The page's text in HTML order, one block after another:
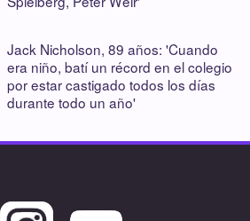
Jack Nicholson, 89 años: 'Cuando
era niño, batí un récord en el colegio
por estar castigado todos los días
durante todo un año'